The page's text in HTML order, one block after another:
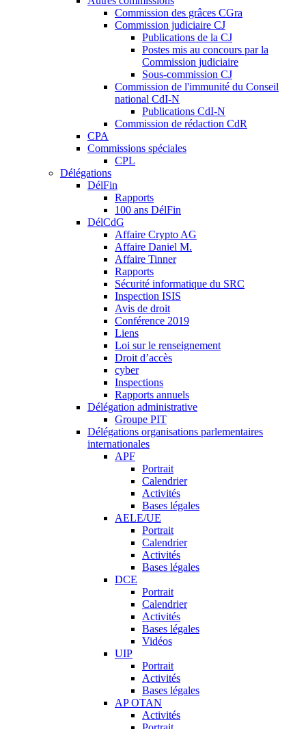
Commission des grâces CGra
Commission judiciaire CJ
Publications de la CJ
Postes mis au concours par la
Commission judiciaire
Sous-commission CJ
Commission de l'immunité du Conseil
national CdI-N
Publications CdI-N
Commission de rédaction CdR
CPA
Commissions spéciales
CPL
Délégations
DélFin
Rapports
100 ans DélFin
DélCdG
Affaire Crypto AG
Affaire Daniel M.
Affaire Tinner
Rapports
Sécurité informatique du SRC
Inspection ISIS
Avis de droit
Conférence 2019
Liens
Loi sur le renseignement
Droit d’accès
cyber
Inspections
Rapports annuels
Délégation administrative
Groupe PIT
Délégations organisations parlementaires
internationales
APF
Portrait
Calendrier
Activités
Bases légales
AELE/UE
Portrait
Calendrier
Activités
Bases légales
DCE
Portrait
Calendrier
Activités
Bases légales
Vidéos
UIP
Portrait
Activités
Bases légales
AP OTAN
Activités